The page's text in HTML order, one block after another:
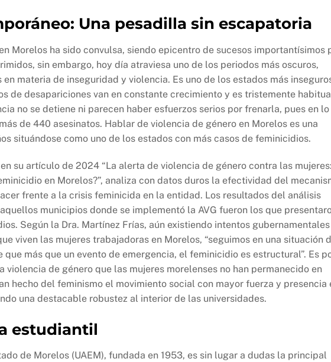
Una pesadilla sin escapatoria
Morelos ha sido convulsa, siendo epicentro de sucesos importantísimos
sin embargo, hoy día atraviesa uno de los periodos más oscuros,
materia de inseguridad y violencia. Es uno de los estados más
de desapariciones van en constante crecimiento y es tristemente
no se detiene ni parecen haber esfuerzos serios por frenarla, pues en lo
de 440 asesinatos. Hablar de violencia de género en Morelos es una
situándose como uno de los estados con más casos de feminicidios.
su artículo de 2024 “La alerta de violencia de género contra las mujeres:
en Morelos?”, analiza con datos duros la efectividad del
frente a la crisis feminicida en la entidad. Los resultados del análisis
municipios donde se implementó la AVG fueron los que
Según la Dra. Martínez Frías, aún existiendo intentos gubernamentales
viven las mujeres trabajadoras en Morelos, “seguimos en una situación
más que un evento de emergencia, el feminicidio es estructural”. Es
violencia de género que las mujeres morelenses no han permanecido en
hecho del feminismo el movimiento social con mayor fuerza y presencia
una destacable robustez al interior de las universidades.
estudiantil
de Morelos (UAEM), fundada en 1953, es sin lugar a dudas la principal